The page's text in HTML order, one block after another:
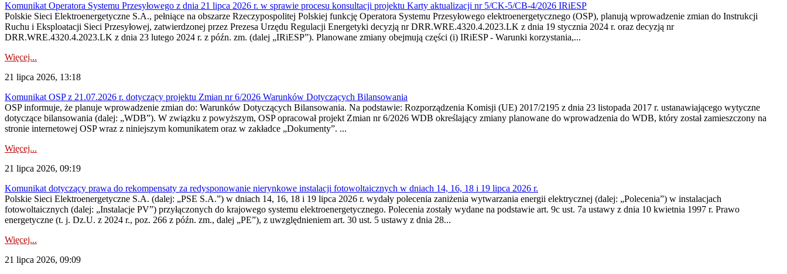
Komunikat Operatora Systemu Przesyłowego z dnia 21 lipca 2026 r. w sprawie procesu konsultacji projektu Karty aktualizacji nr 5/CK-5/CB-4/2026 IRiESP
Polskie Sieci Elektroenergetyczne S.A., pełniące na obszarze Rzeczypospolitej Polskiej funkcję Operatora Systemu Przesyłowego elektroenergetycznego (OSP), planują wprowadzenie zmian do Instrukcji
Ruchu i Eksploatacji Sieci Przesyłowej, zatwierdzonej przez Prezesa Urzędu Regulacji Energetyki decyzją nr DRR.WRE.4320.4.2023.LK z dnia 19 stycznia 2024 r. oraz decyzją nr
DRR.WRE.4320.4.2023.LK z dnia 23 lutego 2024 r. z późn. zm. (dalej „IRiESP”). Planowane zmiany obejmują części (i) IRiESP - Warunki korzystania,...
Więcej...
21 lipca 2026, 13:18
Komunikat OSP z 21.07.2026 r. dotyczący projektu Zmian nr 6/2026 Warunków Dotyczących Bilansowania
OSP informuje, że planuje wprowadzenie zmian do: Warunków Dotyczących Bilansowania. Na podstawie: Rozporządzenia Komisji (UE) 2017/2195 z dnia 23‍ listopada 2017 r. ustanawiającego wytyczne
dotyczące bilansowania (dalej: „WDB”). W związku z powyższym, OSP opracował projekt Zmian nr 6/2026 WDB określający zmiany planowane do wprowadzenia do WDB, który został zamieszczony na
stronie internetowej OSP wraz z niniejszym komunikatem oraz w zakładce „Dokumenty”. ...
Więcej...
21 lipca 2026, 09:19
Komunikat dotyczący prawa do rekompensaty za redysponowanie nierynkowe instalacji fotowoltaicznych w dniach 14, 16, 18 i 19 lipca 2026 r.
Polskie Sieci Elektroenergetyczne S.A. (dalej: „PSE S.A.”) w dniach 14, 16, 18 i 19 lipca 2026 r. wydały polecenia zaniżenia wytwarzania energii elektrycznej (dalej: „Polecenia”) w instalacjach
fotowoltaicznych (dalej: „Instalacje PV”) przyłączonych do krajowego systemu elektroenergetycznego. Polecenia zostały wydane na podstawie art. 9c ust. 7a ustawy z dnia 10 kwietnia 1997 r. Prawo
energetyczne (t. j. Dz.U. z 2024 r., poz. 266 z późn. zm., dalej „PE”), z uwzględnieniem art. 30 ust. 5 ustawy z dnia 28...
Więcej...
21 lipca 2026, 09:09